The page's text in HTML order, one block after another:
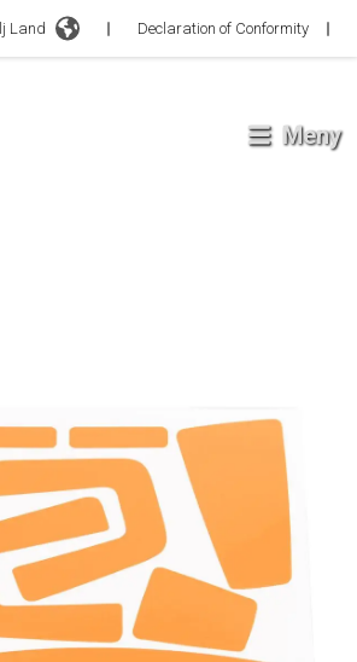
Declaration of Conformity
Meny